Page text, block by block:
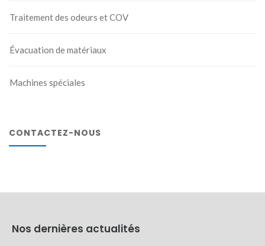
Traitement des odeurs et COV
Évacuation de matériaux
Machines spéciales
CONTACTEZ-NOUS
Nos dernières actualités